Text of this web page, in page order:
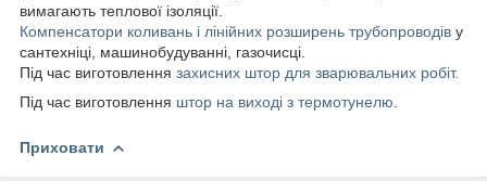
вимагають теплової ізоляції.
Компенсатори коливань і лінійних розширень трубопроводів у
сантехніці, машинобудуванні, газочисці.
Під час виготовлення захисних штор для зварювальних робіт.
Під час виготовлення штор на виході з термотунелю
Приховати